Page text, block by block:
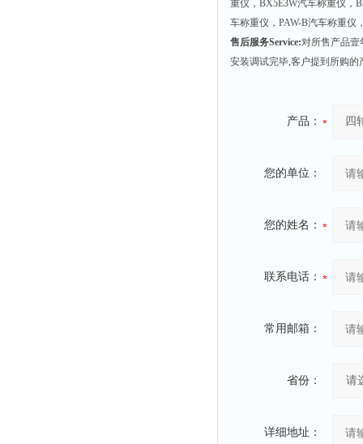
重仪，BX5E3W汽车称重仪，
车称重仪，PAW-B汽车称重仪
售后服务Service:对所售产品壹
安装调试完毕,客户提到所购
产品：
您的单位：
您的姓名：
联系电话：
常用邮箱：
省份：
详细地址：